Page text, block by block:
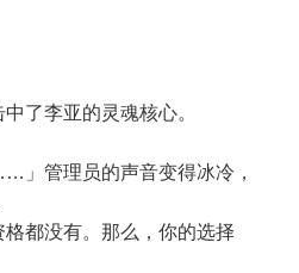
李亚的灵魂核心。
管理员的声音变得冰冷，
都没有。那么，你的选择